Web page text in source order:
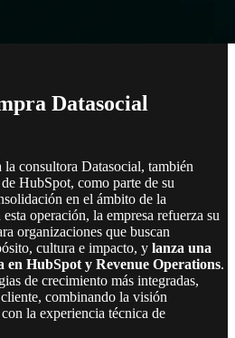
Datasocial
consultora Datasocial, también
HubSpot, como parte de su
en el ámbito de la
operación, la empresa refuerza su
organizaciones que buscan
cultura e impacto, y lanza una
en HubSpot y Revenue Operations.
de crecimiento más integradas,
combinando la visión
la experiencia técnica de